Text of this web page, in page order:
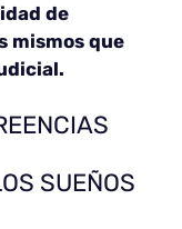
de
mismos que
SUEÑOS